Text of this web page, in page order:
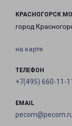
КРАСНОГОРСК
город
на карте
ТЕЛЕФОН
+7(495) 660-11-11
EMAIL